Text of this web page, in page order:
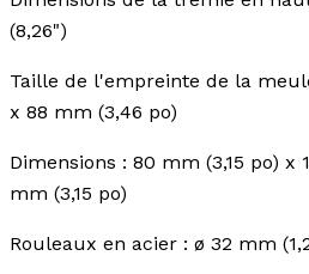
(8,26")
Taille de l'empreinte de la
x 88 mm (3,46 po)
Dimensions : 80 mm (3,15 po) x
mm (3,15 po)
Rouleaux en acier : ø 32 mm